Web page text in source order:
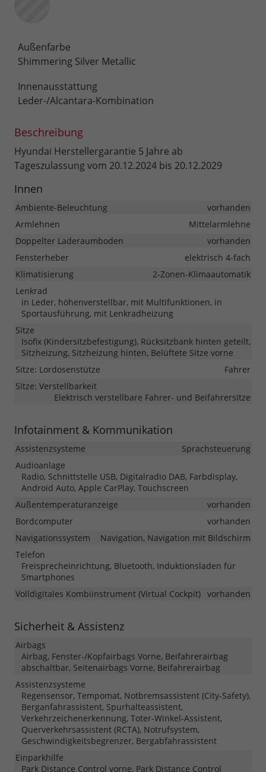
Außenfarbe
Shimmering Silver Metallic
Innenausstattung
Leder-/Alcantara-Kombination
Beschreibung
Hyundai Herstellergarantie 5 Jahre ab
Tageszulassung vom 20.12.2024 bis 20.12.2029
Innen
Ambiente-Beleuchtung
vorhanden
Armlehnen
Mittelarmlehne
Doppelter Laderaumboden
vorhanden
Fensterheber
elektrisch 4-fach
Klimatisierung
2-Zonen-Klimaautomatik
Lenkrad
in Leder, höhenverstellbar, mit Multifunktionen, in
Sportausführung, mit Lenkradheizung
Sitze
Isofix (Kindersitzbefestigung), Rücksitzbank hinten geteilt,
Sitzheizung, Sitzheizung hinten, Belüftete Sitze vorne
Sitze: Lordosenstütze
Fahrer
Sitze: Verstellbarkeit
Elektrisch verstellbare Fahrer- und Beifahrersitze
Infotainment & Kommunikation
Assistenzsysteme
Sprachsteuerung
Audioanlage
Radio, Schnittstelle USB, Digitalradio DAB, Farbdisplay,
Android Auto, Apple CarPlay, Touchscreen
Außentemperaturanzeige
vorhanden
Bordcomputer
vorhanden
Navigationssystem
Navigation, Navigation mit Bildschirm
Telefon
Freisprecheinrichtung, Bluetooth, Induktionsladen für
Smartphones
Volldigitales Kombiinstrument (Virtual Cockpit) vorhanden
Sicherheit & Assistenz
Airbags
Airbag, Fenster-/Kopfairbags Vorne, Beifahrerairbag
abschaltbar, Seitenairbags Vorne, Beifahrerairbag
Assistenzsysteme
Regensensor, Tempomat, Notbremsassistent (City-Safety),
Berganfahrassistent, Spurhalteassistent,
Verkehrzeichenerkennung, Toter-Winkel-Assistent,
Querverkehrsassistent (RCTA), Notrufsystem,
Geschwindigkeitsbegrenzer, Bergabfahrassistent
Einparkhilfe
Park Distance Control vorne, Park Distance Control